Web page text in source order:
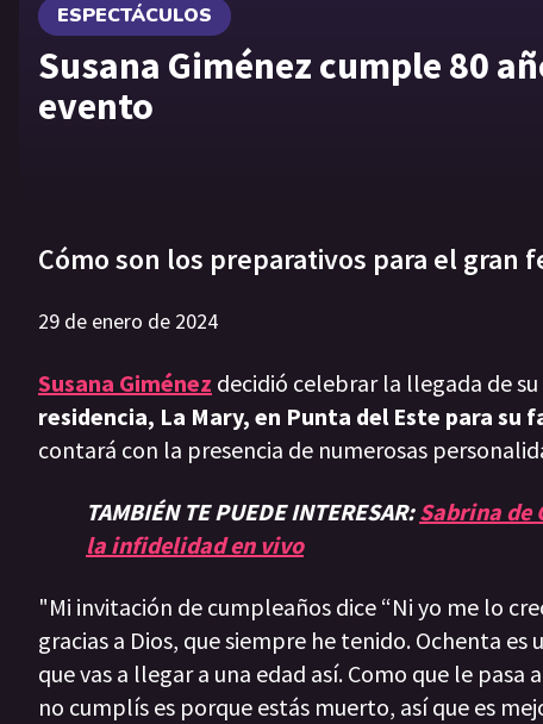
ESPECTÁCULOS
Susana Giménez cumple 80
evento
Cómo son los preparativos para el gran
29 de enero de 2024
Susana Giménez decidió celebrar la llegada de su
residencia, La Mary, en Punta del Este para su
contará con la presencia de numerosas
TAMBIÉN TE PUEDE INTERESAR:Sabrina de
la infidelidad en vivo
"Mi invitación de cumpleaños dice “Ni yo me lo
gracias a Dios, que siempre he tenido. Ochenta
que vas a llegar a una edad así. Como que le
no cumplís es porque estás muerto, así que es